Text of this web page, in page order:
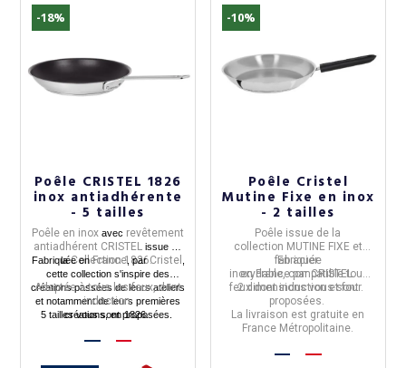
-18%
Poêle CRISTEL 1826
inox antiadhérente
- 5 tailles
Poêle en inoxavec revêtement
antiadhérent CRISTELissue de
laCollection 1826.
Fabriquée enFrance, parCristel ,
cette collection s'inspire des
créations passées de leurs ateliers
et notamment de leurs premières
créations, en 1826.
Adaptée à tous les feux, dont
induction.
5 tailles vous sont proposées.
-10%
Poêle Cristel
Mutine Fixe en inox
- 2 tailles
Poêle issue de la
collection MUTINE FIXE et
fabriquée
enFranceparCRISTEL.
Enacier
inoxydable,compatible tout
feux dont induction et four.
2 dimensions vous sont
proposées.
La livraison est gratuite en
France Métropolitaine.